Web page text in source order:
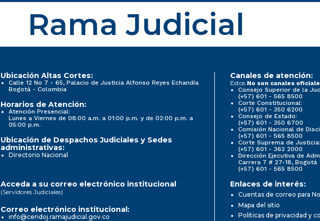
Rama Judicial
Ubicación Altas Cortes:
Calle 12 No 7 - 65, Palacio de Justicia Alfonso Reyes Echandía
Bogotá - Colombia
Horarios de Atención:
Atención Presencial:
Lunes a Viernes de 08:00 a.m. a 01:00 p.m. y de 02:00 p.m. a
05:00 p.m.
Ubicación de Despachos Judiciales y Sedes
administrativas:
Directorio Nacional
Canales de atención:
Estos No son canales
Consejo Superior de la
(+57) 601 - 565 8500
Corte Constitucional:
(+57) 601 - 350 6200
Consejo de Estado:
(+57) 601 - 350 6700
Comisión Nacional de
(+57) 601 - 565 8500
Corte Suprema de Justicia:
(+57) 601 - 362 2000
Dirección Ejecutiva de
Carrera 7 # 27-18, Bogotá
(+57) 601 - 565 8500
Acceda a su correo electrónico institucional
(Servidores Judiciales)
Correo electrónico institucional:
info@cendoj.ramajudicial.gov.co
Enlaces de interés:
Cuentas de correo para
Mapa del sitio
Políticas de privacidad y